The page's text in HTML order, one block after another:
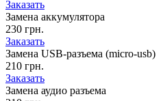
Заказать
Замена аккумулятора
230 грн.
Заказать
Замена USB-разъема (micro-usb)
210 грн.
Заказать
Замена аудио разъема